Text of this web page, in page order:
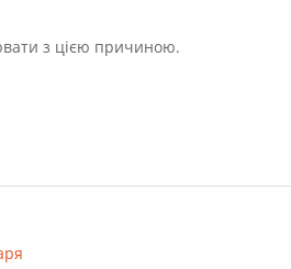
з цією причиною.